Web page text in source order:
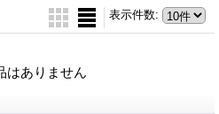
表示件数:
はありません